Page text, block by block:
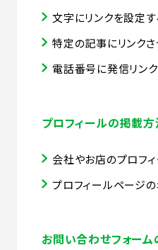
文字にリンクを設定す
特定の記事にリンクさ
電話番号に発信リン
プロフィールの掲載
会社やお店のプロフ
プロフィールページ
お問い合わせフォー